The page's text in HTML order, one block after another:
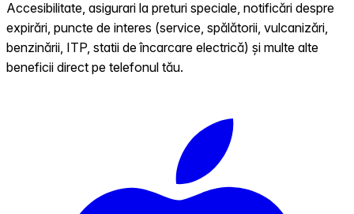
Accesibilitate, asigurari la preturi speciale, notificări despre
expirări, puncte de interes (service, spălătorii, vulcanizări,
benzinării, ITP, statii de încarcare electrică) și multe alte
beneficii direct pe telefonul tău.